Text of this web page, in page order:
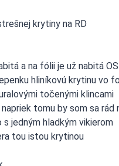
krytiny na RD
a na fólii je už nabitá
hliníkovú krytinu vo
točenými klincami
tomu by som sa
jedným hladkým vikierom
tou istou krytinou